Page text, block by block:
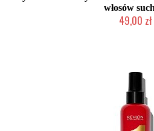
włosów
49,00 zł